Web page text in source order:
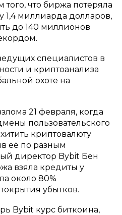
того, что биржа потеряла
1,4 миллиарда долларов,
до 140 миллионов
специалистов в
и криптоанализа
охоте на
21 февраля, когда
пользовательского
криптовалюту
её по разным
директор Bybit Бен
взяла кредиты у
около 80%
убытков.
Bybit курс биткоина,